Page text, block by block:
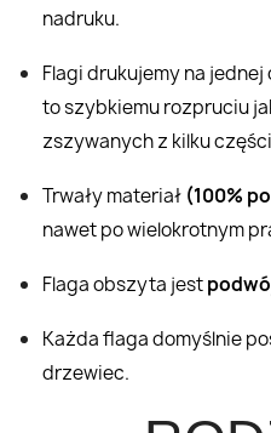
nadruku.
Flagi drukujemy na
to szybkiemu rozpruciu
zszywanych z kilku
Trwały materiał (100%
nawet po wielokrotnym
Flaga obszyta jest
Każda flaga domyślnie
drzewiec.